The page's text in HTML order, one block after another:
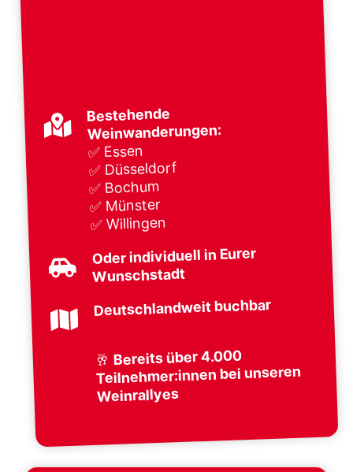
Bestehende
Weinwanderungen:
✅ Essen
✅ Düsseldorf
✅ Bochum
✅ Münster
✅ Willingen
Oder individuell in Eurer
Wunschstadt
Deutschlandweit buchbar
🥂Bereits über 4.000
Teilnehmer:innen bei unseren
Weinrallyes